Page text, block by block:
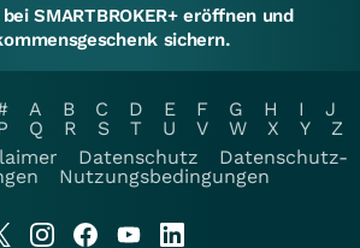
SMARTBROKER+ eröffnen und
sichern.
A B C D E F G H I
J
Q R S T U V W X Y
Z
Datenschutz
Datenschutz-
Nutzungsbedingungen